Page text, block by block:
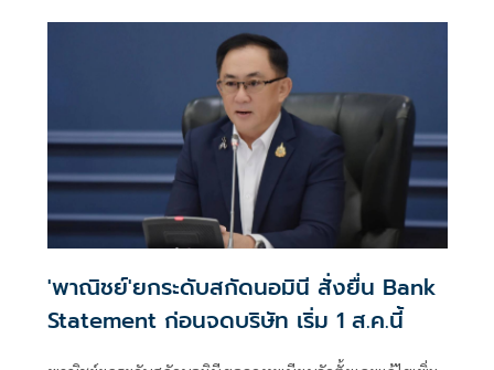
ประวัติศาสตร์ ศรัทธา วัฒนธรรม อาหารพื้นถิ่น และการแสด
'พาณิชย์'ยกระดับสกัดนอมินี สั่งยื่น Bank
Statement ก่อนจดบริษัท เริ่ม 1 ส.ค.นี้